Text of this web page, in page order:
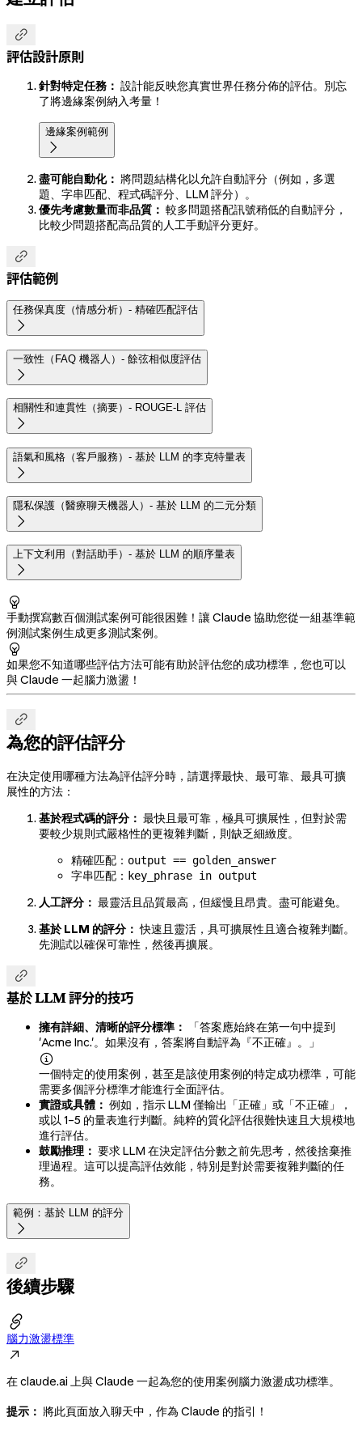

評估設計原則
針對特定任務： 設計能反映您真實世界任務分佈的評估。別忘
了將邊緣案例納入考量！
邊緣案例範例

盡可能自動化： 將問題結構化以允許自動評分（例如，多選
題、字串匹配、程式碼評分、LLM 評分）。
優先考慮數量而非品質： 較多問題搭配訊號稍低的自動評分，
比較少問題搭配高品質的人工手動評分更好。

評估範例
任務保真度（情感分析）- 精確匹配評估

一致性（FAQ 機器人）- 餘弦相似度評估

相關性和連貫性（摘要）- ROUGE-L 評估

語氣和風格（客戶服務）- 基於 LLM 的李克特量表

隱私保護（醫療聊天機器人）- 基於 LLM 的二元分類

上下文利用（對話助手）- 基於 LLM 的順序量表


手動撰寫數百個測試案例可能很困難！讓 Claude 協助您從一組基準範
例測試案例生成更多測試案例。

如果您不知道哪些評估方法可能有助於評估您的成功標準，您也可以
與 Claude 一起腦力激盪！

為您的評估評分
在決定使用哪種方法為評估評分時，請選擇最快、最可靠、最具可擴
展性的方法：
基於程式碼的評分： 最快且最可靠，極具可擴展性，但對於需
要較少規則式嚴格性的更複雜判斷，則缺乏細緻度。
精確匹配： output == golden_answer
字串匹配： key_phrase in output
人工評分： 最靈活且品質最高，但緩慢且昂貴。盡可能避免。
基於 LLM 的評分： 快速且靈活，具可擴展性且適合複雜判斷。
先測試以確保可靠性，然後再擴展。

基於 LLM 評分的技巧
擁有詳細、清晰的評分標準：
「答案應始終在第一句中提到
'Acme Inc.'。如果沒有，答案將自動評為『不正確』。」

一個特定的使用案例，甚至是該使用案例的特定成功標準，可能
需要多個評分標準才能進行全面評估。
實證或具體： 例如，指示 LLM 僅輸出「正確」或「不正確」，
或以 1–5 的量表進行判斷。純粹的質化評估很難快速且大規模地
進行評估。
鼓勵推理： 要求 LLM 在決定評估分數之前先思考，然後捨棄推
理過程。這可以提高評估效能，特別是對於需要複雜判斷的任
務。
範例：基於 LLM 的評分


後續步驟

腦力激盪標準

在 claude.ai 上與 Claude 一起為您的使用案例腦力激盪成功標準。
提示： 將此頁面放入聊天中，作為 Claude 的指引！